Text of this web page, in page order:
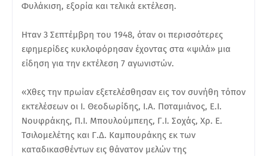
Φυλάκιση, εξορία και τελικά εκτέλεση.
Ηταν 3 Σεπτέμβρη του 1948, όταν οι περισσότερες
εφημερίδες κυκλοφόρησαν έχοντας στα «ψιλά» μια
είδηση για την εκτέλεση 7 αγωνιστών.
«Χθες την πρωίαν εξετελέσθησαν εις τον συνήθη τόπον
εκτελέσεων οι Ι. Θεοδωρίδης, Ι.Α. Ποταμιάνος, Ε.Ι.
Νουφράκης, Π.Ι. Μπουλούμπεης, Γ.Ι. Σοχάς, Χρ. Ε.
Τσιλομελέτης και Γ.Δ. Καμπουράκης εκ των
καταδικασθέντων εις θάνατον μελών της